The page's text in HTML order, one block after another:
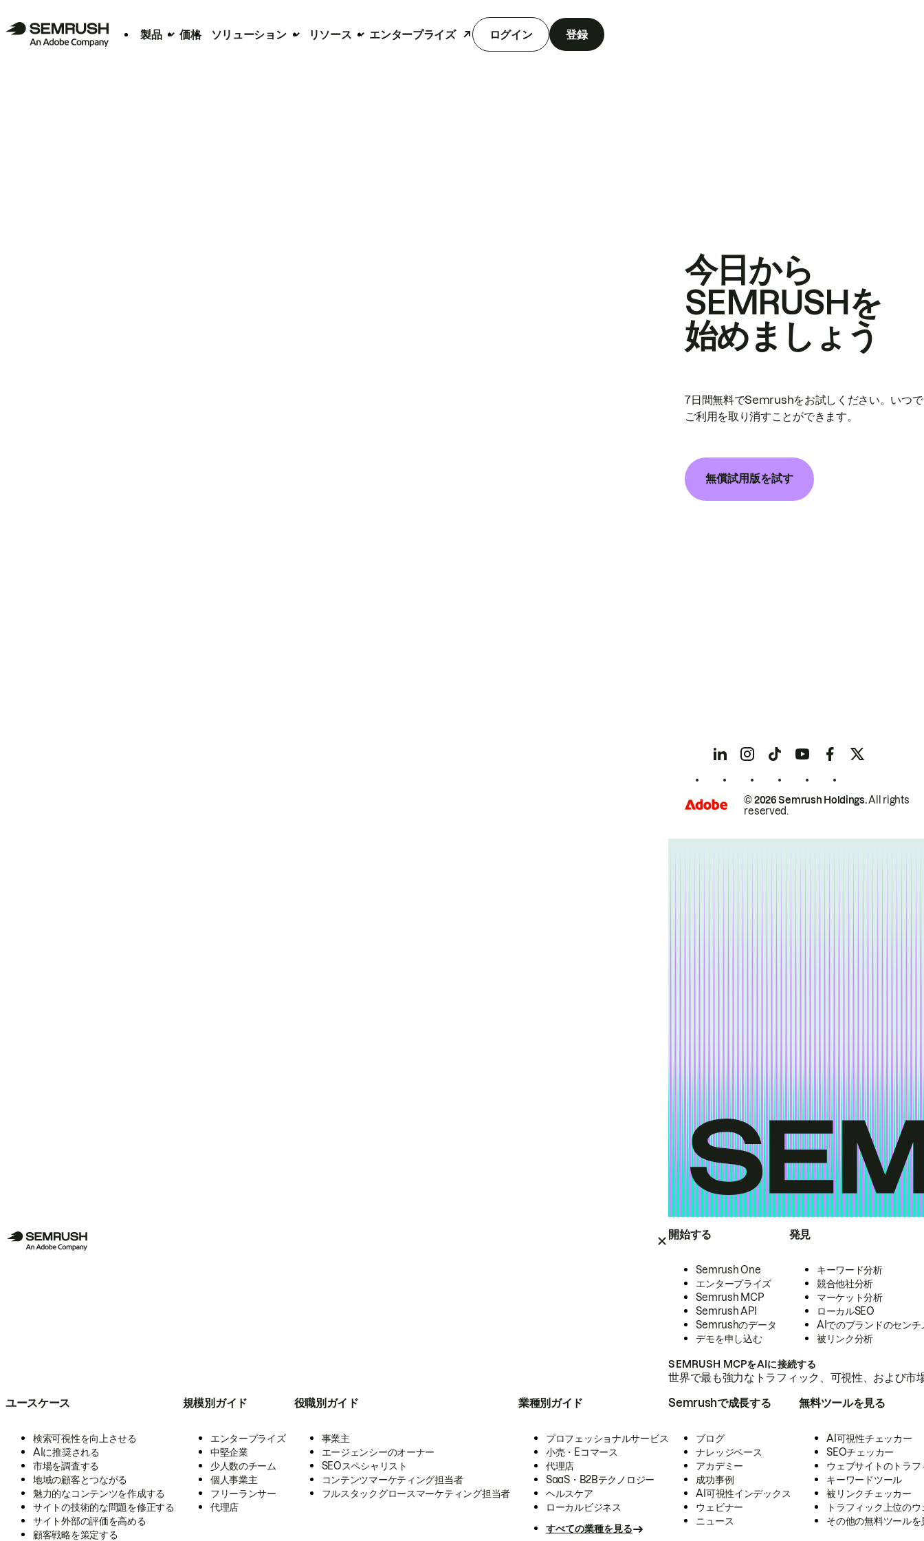
製品 価格 ソリューション リソース エンタープライズ ログイン 登録
開始する
Semrush One
エンタープライズ
Semrush MCP
Semrush API
Semrushのデータ
デモを申し込む
発見
キーワード分析
競合他社分析
マーケット分析
ローカルSEO
AIでのブランドのセンチ
被リンク分析
SEMRUSH MCPをAIに接続する
世界で最も強力なトラフィック、可視性、および
ユースケース
検索可視性を向上させる
AIに推奨される
市場を調査する
地域の顧客とつながる
魅力的なコンテンツを作成する
サイトの技術的な問題を修正する
サイト外部の評価を高める
顧客戦略を策定する
規模別ガイド
エンタープライズ
中堅企業
少人数のチーム
個人事業主
フリーランサー
代理店
役職別ガイド
事業主
エージェンシーのオーナー
SEOスペシャリスト
コンテンツマーケティング担当者
フルスタックグロースマーケティング担当者
業種別ガイド
プロフェッショナルサービス
小売・Eコマース
代理店
SaaS・B2Bテクノロジー
ヘルスケア
ローカルビジネス
すべての業種を見る
Semrushで成長する
ブログ
ナレッジベース
アカデミー
成功事例
AI可視性インデックス
ウェビナー
ニュース
無料ツールを見る
AI可視性チェッカー
SEOチェッカー
ウェブサイトのトラ
キーワードツール
被リンクチェッカー
トラフィック上位の
その他の無料ツールを
今日から
SEMRUSHを
始めましょう
7日間無料でSemrushをお試しください。いつ
ご利用を取り消すことができます。
無償試用版を試す
© 2026 Semrush Holdings.All rights
reserved.